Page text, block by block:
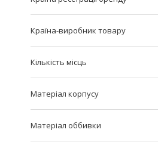
Країна-виробник товару
Кількість місць
Матеріал корпусу
Матеріал оббивки